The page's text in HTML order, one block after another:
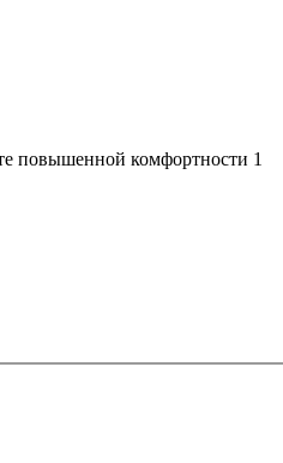
повышенной комфортности 1